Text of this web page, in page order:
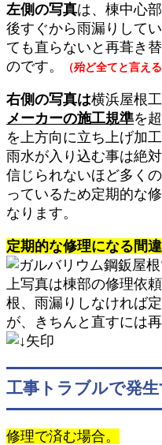
左側の写真は、棟中心
後すぐから雨漏りして
ても直らないと再葺き
のです。
（殆ど全てと言え
右側の写真は横浜屋根
メーカーの施工規準を
を上方向に立ち上げ加
雨水が入り込む事は絶対
信じられないほど多く
っているため定期的な
なります。
定期的な修理になる間
上写真は棟部の修理依
根、雨漏りしなければ
が、きちんと直すには
工事トラブルで発生
修理で済む場合。